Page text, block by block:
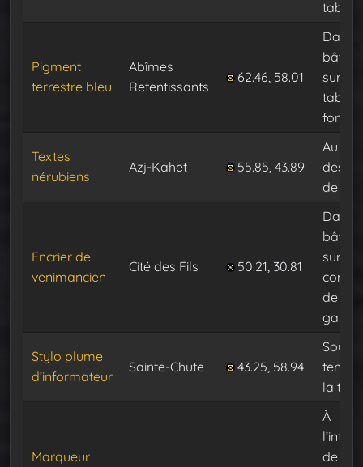
table
Pigment
terrestre bleu
Abîmes
Retentissants
62.46, 58.01
Dans
sur la
table
fond
Textes
nérubiens
Azj-Kahet 55.85, 43.89
Au
des
de
Encrier de
venimancien
Cité des Fils 50.21, 30.81
Dans
sur le
de
Stylo plume
d’informateur
Sainte-Chute 43.25, 58.94
Sous
tente,
la
Marqueur
À
de la